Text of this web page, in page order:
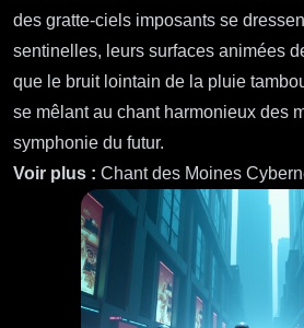
des gratte-ciels imposants se
sentinelles, leurs surfaces animées
que le bruit lointain de la pluie
se mêlant au chant harmonieux des
symphonie du futur.
Voir plus : Chant des Moines